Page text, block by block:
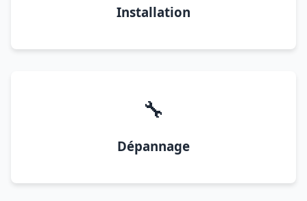
Installation
🔧
Dépannage